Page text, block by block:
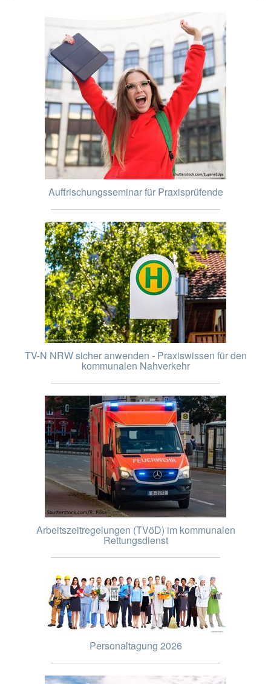
Auffrischungsseminar für Praxisprüfende
TV-N NRW sicher anwenden - Praxiswissen für den
kommunalen Nahverkehr
Arbeitszeitregelungen (TVöD) im kommunalen
Rettungsdienst
Personaltagung 2026